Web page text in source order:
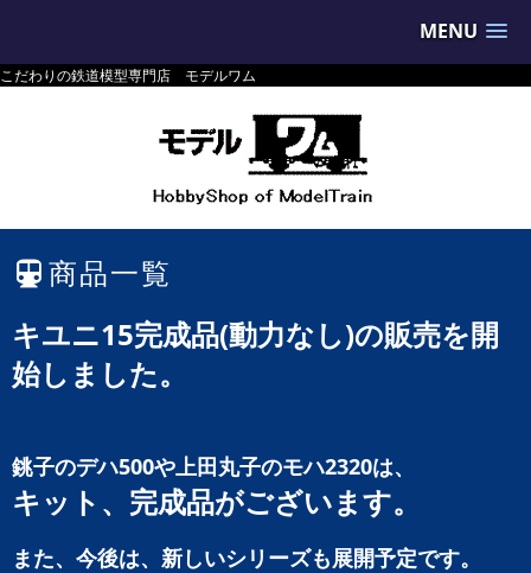
MENU
こだわりの鉄道模型専門店 モデルワム
商品一覧
キユニ15完成品(動力なし)の販売を開
始しました。
銚子のデハ500や上田丸子のモハ2320は、
キット、完成品がございます。
また、今後は、新しいシリーズも展開予定です。